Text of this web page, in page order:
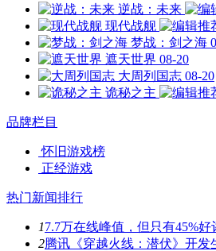
逆战：未来
现代战舰
梦战：剑之海
遮天世界 08-20
大周列国志 08-20
诡秘之主
品牌栏目
怀旧游戏榜
正经游戏
热门新闻排行
17.7万在线峰值，但只有45%
2腾讯《穿越火线：潜伏》开